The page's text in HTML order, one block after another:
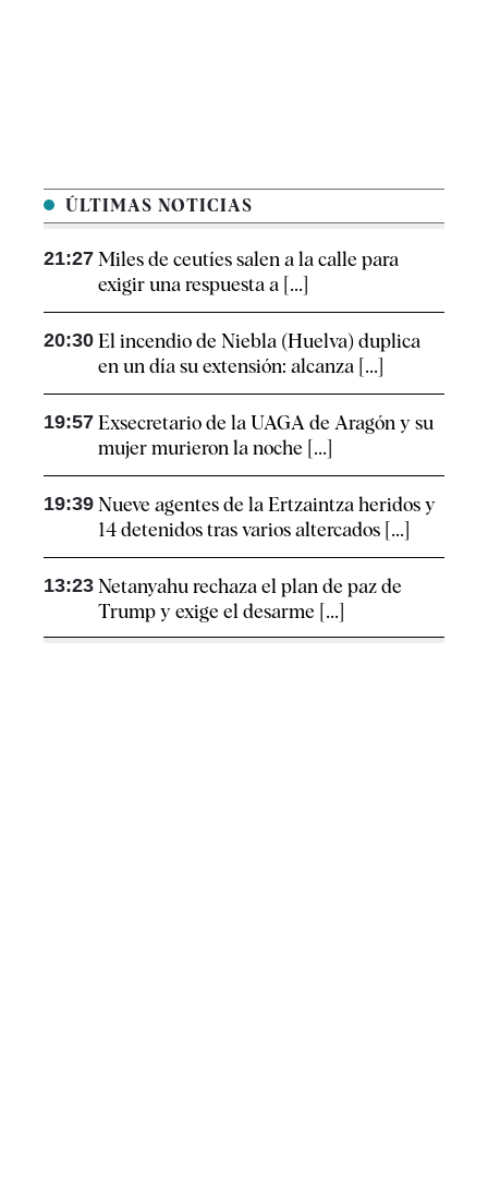
ÚLTIMAS NOTICIAS
21:27 Miles de ceutíes salen a la calle para
exigir una respuesta a [...]
20:30 El incendio de Niebla (Huelva) duplica
en un día su extensión: alcanza [...]
19:57 Exsecretario de la UAGA de Aragón y su
mujer murieron la noche [...]
19:39 Nueve agentes de la Ertzaintza heridos y
14 detenidos tras varios altercados [...]
13:23 Netanyahu rechaza el plan de paz de
Trump y exige el desarme [...]